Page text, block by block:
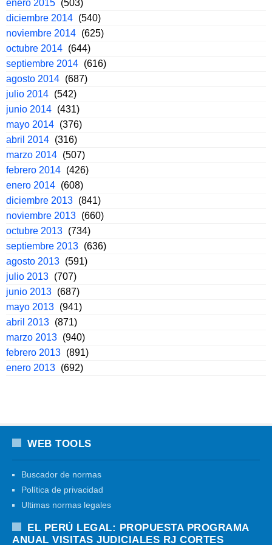
enero 2015 (503)
diciembre 2014 (540)
noviembre 2014 (625)
octubre 2014 (644)
septiembre 2014 (616)
agosto 2014 (687)
julio 2014 (542)
junio 2014 (431)
mayo 2014 (376)
abril 2014 (316)
marzo 2014 (507)
febrero 2014 (426)
enero 2014 (608)
diciembre 2013 (841)
noviembre 2013 (660)
octubre 2013 (734)
septiembre 2013 (636)
agosto 2013 (591)
julio 2013 (707)
junio 2013 (687)
mayo 2013 (941)
abril 2013 (871)
marzo 2013 (940)
febrero 2013 (891)
enero 2013 (692)
WEB TOOLS
Buscador de normas
Política de privacidad
Ultimas normas legales
EL PERÚ LEGAL: PROPUESTA PROGRAMA
ANUAL VISITAS JUDICIALES RJ CORTES